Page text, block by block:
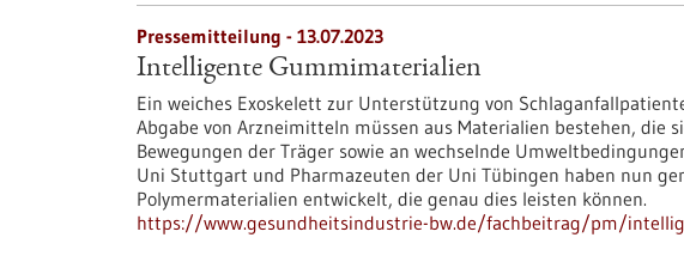
Pressemitteilung - 13.07.2023
Intelligente Gummimaterialien
Ein weiches Exoskelett zur Unterstützung von
Abgabe von Arzneimitteln müssen aus Materialien bestehen, die
Bewegungen der Träger sowie an wechselnde
Uni Stuttgart und Pharmazeuten der Uni Tübingen haben nun
Polymermaterialien entwickelt, die genau dies leisten können.
https://www.gesundheitsindustrie-bw.de/fachbeitrag/pm/